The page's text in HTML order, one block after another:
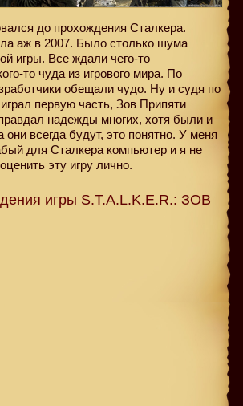
до прохождения Сталкера.
аж в 2007. Было столько шума
игры. Все ждали чего-то
то чуда из игрового мира. По
обещали чудо. Ну и судя по
первую часть, Зов Припяти
надежды многих, хотя были и
они всегда будут, это понятно. У меня
для Сталкера компьютер и я не
эту игру лично.
игры S.T.A.L.K.E.R.: ЗОВ